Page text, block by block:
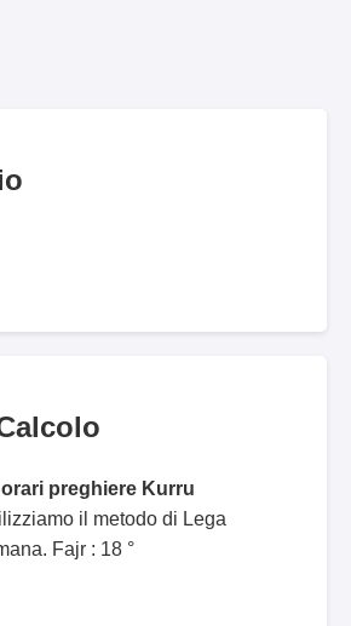
orari preghiere Kurru
il metodo di Lega
Fajr : 18 °